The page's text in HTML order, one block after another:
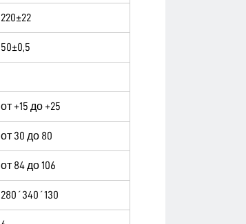
220±22
50±0,5
от +15 до +25
от 30 до 80
от 84 до 106
280´340´130